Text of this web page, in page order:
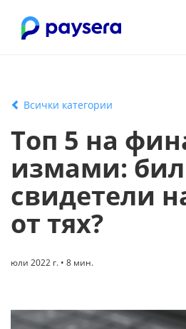
Всички категории
Топ 5 на
измами:
свидетели
от тях?
юли 2022 г. • 8 мин.